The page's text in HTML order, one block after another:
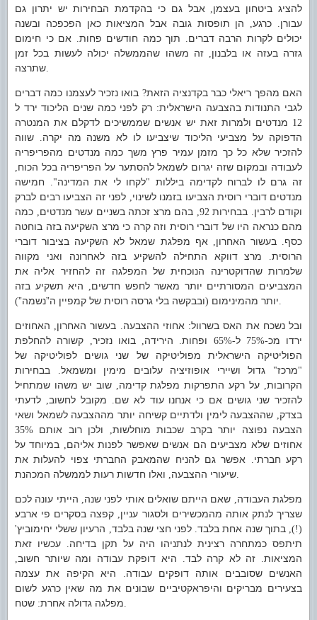
להציג ביטחון בעצמן,אבל גם כי בהקדמת הבחירות יש יתרון גם
עבורן. כרגע, הן תופסות גובה אבל המציאות כאן הפכפכה ובשנה
יכולים לקרות הרבה דברים. תוך כמה חודשים פחות. אם כי חימום
גזרה בעזה או בלבנון,זה משהו שהממשלה יכולה לעשות בכל זמן
שתרצה.
האם מהפך ריאלי כבר בקדנציה הזאת? בואו נזכיר לעצמנו כמה דברים
לגבי התנודות בהצבעה הישראלית: רק לפני כמה שנים הליכוד ירד ל
12 מנדטים ולמרות זאת יש אנשים שממשיכים לדקלם את המנטרה
הדפוקה על מצביעי הליכוד שיצביעו לו לא משנה מה יקרה. שווה
להזכיר שלא כל כך מזמן עמיר פרץ משך כמה מנדטים מהפריפריה
לעבודה ובמקום שזה יגרום לשמאל להסתער על הפריפריה בכל הכוח,
זה גרם לו לברוח לקדימה ביללות "לקחו לי את המדינה". חמישה
מנדטים דוברי רוסית הצביעו בזמנו לשינוי, לפני זה הצביעו רבים לברק
וקודם לרבין. בבחירות 92, בהם מרצ זכתה בשניים עשר מנדטים, כמה
מהם כנראה היו של דוברי רוסית וזה קרה כי מרצ השקיעה בזה בוחטה
כסף.בעשור האחרון,אף מפלגת שמאל לא השקיעה בציבור דוברי
הרוסית. מרצ דווקא התחילה להשקיע בזה לאחרונה ואני מקווה
שלמרות שהדוקטרינה הנוכחית של המפלגה זה להחזיר אליה את
המצביעים המסורתיים יותר מאשר לחפש חדשים, היא תשקיע בזה
יותר מהמינימום (ובבקשה בלי גרסה רוסית של קמפיין ה”נשמה” ).
ובל נשכח את האס בשרוול:אחוזי ההצבעה. בעשור האחרון, האחוזים
ירדו מכ-75% ל-65% ופחות. הירידה,בואו נזכיר, קשורה להחלפת
הפוליטיקה הישראלית מפוליטיקה של שני גושים לפוליטיקה של
"מרכז" גדול ושיירי אופוזיציה עלובים מימין ומשמאל. בבחירות
הקרובות, על רקע התפרקות מפלגת קדימה,שוב יש משהו שמתחיל
להזכיר שני גושים אם כי אנחנו עוד לא שם. מקובל לחשוב, לדעתי
בצדק, שההצבעה לימין ולדתיים קשיחה יותר מההצבעה לשמאל ושאי
הצבעה נפוצה יותר בקרב שכבות מוחלשות, ולכן רוב אותם 35%
אחוזים שלא מצביעים הם אנשים שאפשר לפנות אליהם, במיוחד על
רקע חברתי. אפשר גם להניח שהמאבק החברתי צפוי להעלות את
שיעורי ההצבעה, ואלו חדשות רעות לממשלה המכהנת .
מפלגת העבודה, שאם הייתם שואלים אותי לפני שנה, הייתי עונה לכם
שצריך לנתק אותה מהמכשירים ולסגור עניין, קפצה בסקרים פי ארבע
(!),בתוך שנה אחת בלבד. לפני חצי שנה בלבד, הרעיון ששלי יחימוביץ'
תיתפס כמתחרה רצינית לנתניהו היה על תקן בדיחה. עכשיו זאת
המציאות. זה לא קרה לבד. היא דופקת עבודה ומה שיותר חשוב,
האנשים שסובבים אותה דופקים עבודה. היא הקיפה את עצמה
בצעירים מבריקים והיפראקטיביים שבונים את מה שאין כרגע לשום
מפלגה גדולה אחרת: שטח .